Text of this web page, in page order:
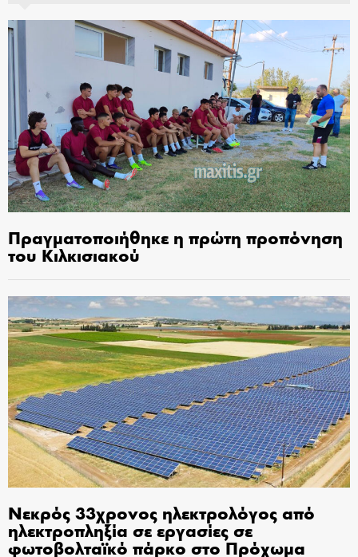
Πραγματοποιήθηκε η πρώτη προπόνηση
του Κιλκισιακού
Νεκρός 33χρονος ηλεκτρολόγος από
ηλεκτροπληξία σε εργασίες σε
φωτοβολταϊκό πάρκο στο Πρόχωμα